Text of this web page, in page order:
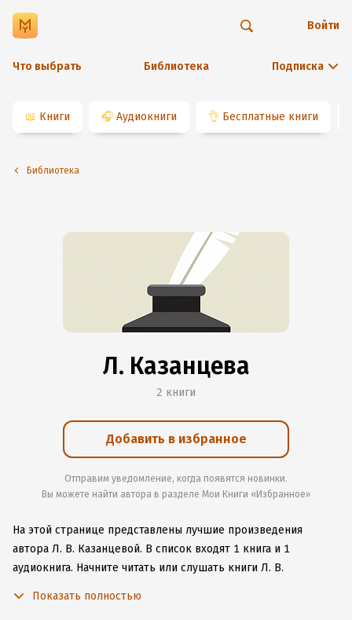
Что выбрать Библиотека Подписка
Войти
📖 Книги 🎧 Аудиокниги 👌 Бесплатные книги
Библиотека
Л. Казанцева
2 книги
Добавить в избранное
Отправим уведомление, когда появятся новинки.
Вы можете найти автора в разделе Мои Книги «Избранное»
На этой странице представлены лучшие произведения
автора Л. В. Казанцевой. В список входят 1 книга и 1
аудиокнига. Начните читать или слушать книги Л. В.
Показать полностью